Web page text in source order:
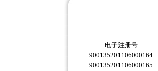
电子注册号
900135201106000164
900135201106000165